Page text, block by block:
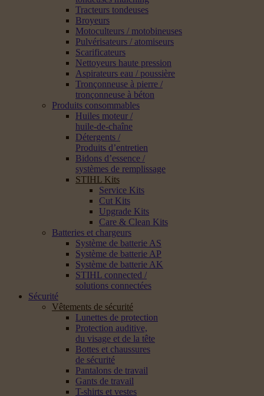
Tracteurs tondeuses
Broyeurs
Motoculteurs / motobineuses
Pulvérisateurs / atomiseurs
Scarificateurs
Nettoyeurs haute pression
Aspirateurs eau / poussière
Tronçonneuse à pierre /
tronçonneuse à béton
Produits consommables
Huiles moteur /
huile-de-chaîne
Détergents /
Produits d’entretien
Bidons d’essence /
systèmes de remplissage
STIHL Kits
Service Kits
Cut Kits
Upgrade Kits
Care & Clean Kits
Batteries et chargeurs
Système de batterie AS
Système de batterie AP
Système de batterie AK
STIHL connected /
solutions connectées
Sécurité
Vêtements de sécurité
Lunettes de protection
Protection auditive,
du visage et de la tête
Bottes et chaussures
de sécurité
Pantalons de travail
Gants de travail
T-shirts et vestes